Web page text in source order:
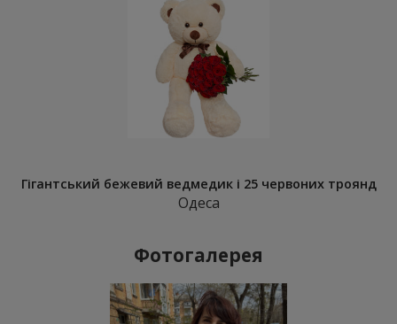
Гігантський бежевий ведмедик і 25 червоних троянд
Одеса
Фотогалерея